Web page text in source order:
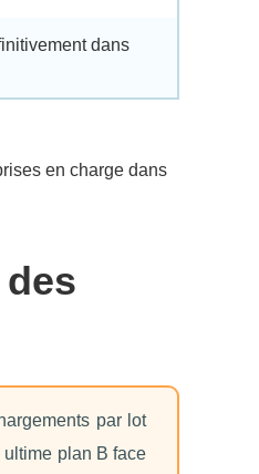
dans
en charge dans
par lot
plan B face